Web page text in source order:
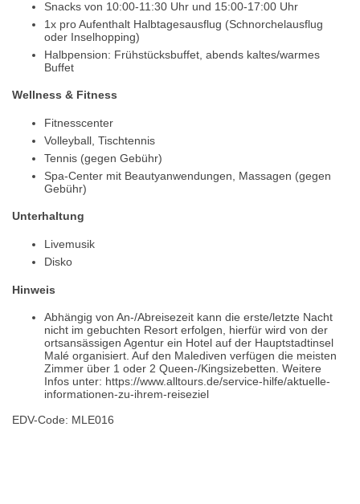
Snacks von 10:00-11:30 Uhr und 15:00-17:00 Uhr
1x pro Aufenthalt Halbtagesausflug (Schnorchelausflug
oder Inselhopping)
Halbpension: Frühstücksbuffet, abends kaltes/warmes
Buffet
Wellness & Fitness
Fitnesscenter
Volleyball, Tischtennis
Tennis (gegen Gebühr)
Spa-Center mit Beautyanwendungen, Massagen (gegen
Gebühr)
Unterhaltung
Livemusik
Disko
Hinweis
Abhängig von An-/Abreisezeit kann die erste/letzte Nacht
nicht im gebuchten Resort erfolgen, hierfür wird von der
ortsansässigen Agentur ein Hotel auf der Hauptstadtinsel
Malé organisiert. Auf den Malediven verfügen die meisten
Zimmer über 1 oder 2 Queen-/Kingsizebetten. Weitere
Infos unter: https://www.alltours.de/service-hilfe/aktuelle-
informationen-zu-ihrem-reiseziel
EDV-Code: MLE016